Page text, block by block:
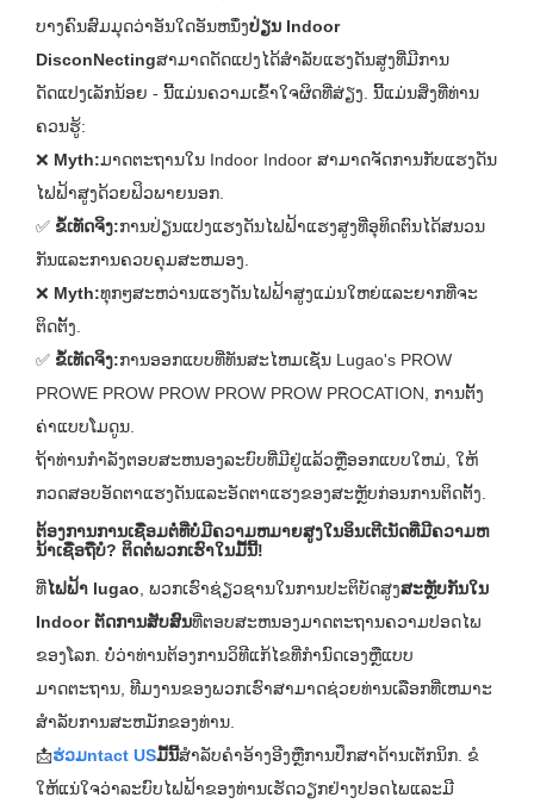
ບາງຄົນສົມມຸດວ່າອັນໃດອັນຫນຶ່ງປ່ຽນ Indoor
DisconNectingສາມາດດັດແປງໄດ້ສໍາລັບແຮງດັນສູງທີ່ມີການ
ດັດແປງເລັກນ້ອຍ - ນີ້ແມ່ນຄວາມເຂົ້າໃຈຜິດທີ່ສ່ຽງ. ນີ້ແມ່ນສິ່ງທີ່ທ່ານ
ຄວນຮູ້:
❌ Myth:ມາດຕະຖານໃນ Indoor Indoor ສາມາດຈັດການກັບແຮງດັນ
ໄຟຟ້າສູງດ້ວຍຟິວພາຍນອກ.
✅ ຂໍ້ເທັດຈິງ:ການປ່ຽນແປງແຮງດັນໄຟຟ້າແຮງສູງທີ່ອຸທິດຕົນໄດ້ສນວນ
ກັນແລະການຄວບຄຸມສະຫມອງ.
❌ Myth:ທຸກໆສະຫວ່ານແຮງດັນໄຟຟ້າສູງແມ່ນໃຫຍ່ແລະຍາກທີ່ຈະ
ຕິດຕັ້ງ.
✅ ຂໍ້ເທັດຈິງ:ການອອກແບບທີ່ທັນສະໄຫມເຊັ່ນ Lugao's PROW
PROWE PROW PROW PROW PROW PROCATION, ການຕັ້ງ
ຄ່າແບບໂມດູນ.
ຖ້າທ່ານກໍາລັງຕອບສະຫນອງລະບົບທີ່ມີຢູ່ແລ້ວຫຼືອອກແບບໃຫມ່, ໃຫ້
ກວດສອບອັດຕາແຮງດັນແລະອັດຕາແຮງຂອງສະຫຼັບກ່ອນການຕິດຕັ້ງ.
ຕ້ອງການການເຊື່ອມຕໍ່ທີ່ບໍ່ມີຄວາມຫມາຍສູງໃນອິນເຕີເນັດທີ່ມີຄວາມຫ
ນ້າເຊື່ອຖືບໍ? ຕິດຕໍ່ພວກເຮົາໃນມື້ນີ້!
ທີ່ໄຟຟ້າ lugao, ພວກເຮົາຊ່ຽວຊານໃນການປະຕິບັດສູງສະຫຼັບກັນໃນ
Indoor ຕັດການສັບສົນທີ່ຕອບສະຫນອງມາດຕະຖານຄວາມປອດໄພ
ຂອງໂລກ. ບໍ່ວ່າທ່ານຕ້ອງການວິທີແກ້ໄຂທີ່ກໍານົດເອງຫຼືແບບ
ມາດຕະຖານ, ທີມງານຂອງພວກເຮົາສາມາດຊ່ວຍທ່ານເລືອກທີ່ເຫມາະ
ສໍາລັບການສະຫມັກຂອງທ່ານ.
📩ຮ່ວມntact USມື້ນີ້ສໍາລັບຄໍາອ້າງອີງຫຼືການປຶກສາດ້ານເຕັກນິກ. ຂໍ
ໃຫ້ແນ່ໃຈວ່າລະບົບໄຟຟ້າຂອງທ່ານເຮັດວຽກຢ່າງປອດໄພແລະມີ